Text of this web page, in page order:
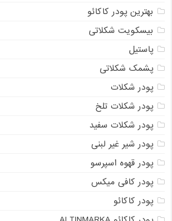
بهترین پودر کاکائو
بیسکویت شکلاتی
پاستیل
پشمک شکلاتی
پودر شکلات
پودر شکلات تلخ
پودر شکلات سفید
پودر شیر غیر لبنی
پودر قهوه اسپرسو
پودر کافی میکس
پودر کاکائو